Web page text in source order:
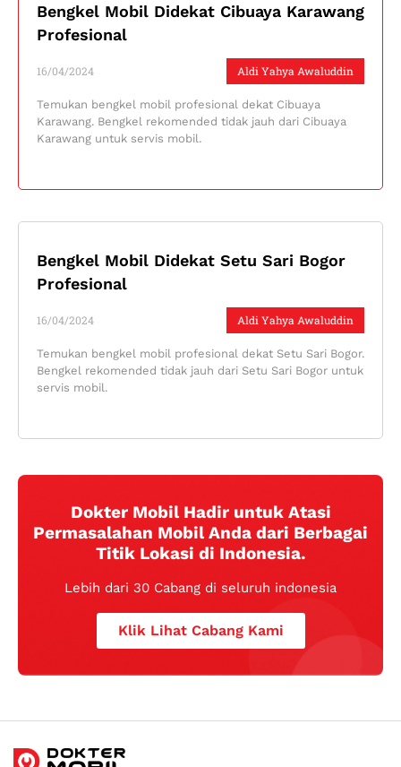
Bengkel Mobil Didekat Cibuaya Karawang
Profesional
Aldi Yahya Awaluddin
16/04/2024
Temukan bengkel mobil profesional dekat Cibuaya
Karawang. Bengkel rekomended tidak jauh dari Cibuaya
Karawang untuk servis mobil.
Bengkel Mobil Didekat Setu Sari Bogor
Profesional
Aldi Yahya Awaluddin
16/04/2024
Temukan bengkel mobil profesional dekat Setu Sari Bogor.
Bengkel rekomended tidak jauh dari Setu Sari Bogor untuk
servis mobil.
Dokter Mobil Hadir untuk Atasi
Permasalahan Mobil Anda dari Berbagai
Titik Lokasi di Indonesia.
Lebih dari 30 Cabang di seluruh indonesia
Klik Lihat Cabang Kami